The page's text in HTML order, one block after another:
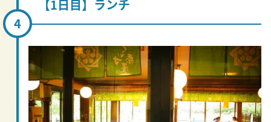
【1日目】ランチ